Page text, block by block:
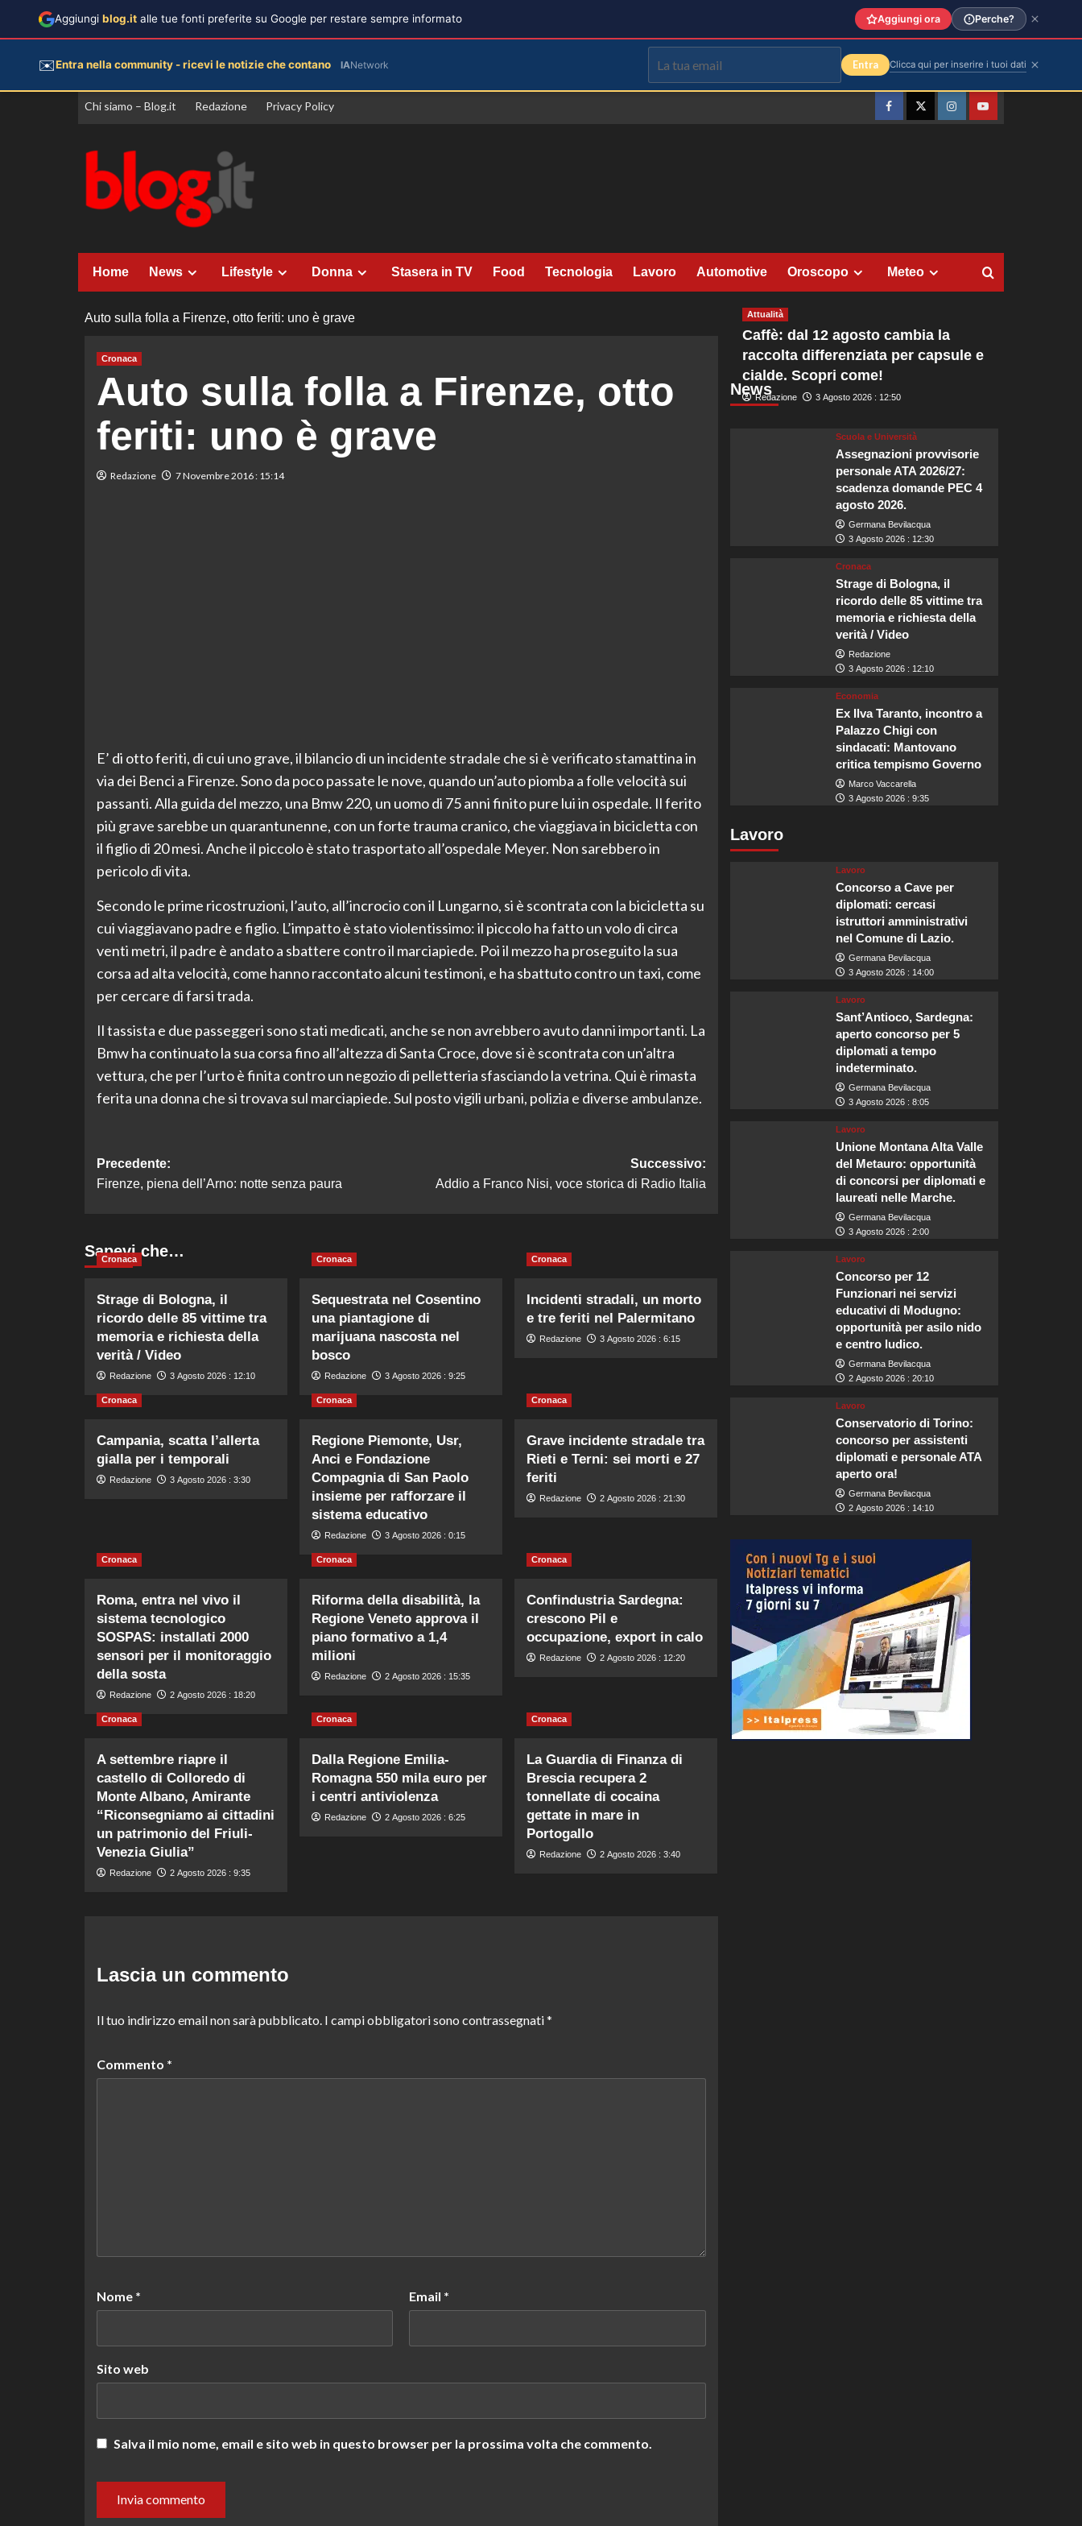
Vai
Chi siamo – Blog.it Redazione Privacy Policy
FacebookTwitterInstagramYouTube
Home News Lifestyle Donna Stasera in TV Food Tecnologia Lavoro Automotive Oroscopo Meteo
Auto sulla folla a Firenze, otto feriti: uno è grave
Cronaca
Auto sulla folla a Firenze, otto
feriti: uno è grave
Redazione 7 Novembre 2016 : 15:14
E’ di otto feriti, di cui uno grave, il bilancio di un incidente stradale che si è verificato stamattina in
via dei Benci a Firenze. Sono da poco passate le nove, quando un’auto piomba a folle velocità sui
passanti. Alla guida del mezzo, una Bmw 220, un uomo di 75 anni finito pure lui in ospedale. Il ferito
più grave sarebbe un quarantunenne, con un forte trauma cranico, che viaggiava in bicicletta con
il figlio di 20 mesi. Anche il piccolo è stato trasportato all’ospedale Meyer. Non sarebbero in
pericolo di vita.
Secondo le prime ricostruzioni, l’auto, all’incrocio con il Lungarno, si è scontrata con la bicicletta su
cui viaggiavano padre e figlio. L’impatto è stato violentissimo: il piccolo ha fatto un volo di circa
venti metri, il padre è andato a sbattere contro il marciapiede. Poi il mezzo ha proseguito la sua
corsa ad alta velocità, come hanno raccontato alcuni testimoni, e ha sbattuto contro un taxi, come
per cercare di farsi trada.
Il tassista e due passeggeri sono stati medicati, anche se non avrebbero avuto danni importanti. La
Bmw ha continuato la sua corsa fino all’altezza di Santa Croce, dove si è scontrata con un’altra
vettura, che per l’urto è finita contro un negozio di pelletteria sfasciando la vetrina. Qui è rimasta
ferita una donna che si trovava sul marciapiede. Sul posto vigili urbani, polizia e diverse ambulanze.
Navigazione
articolo
Precedente:
Firenze, piena dell’Arno: notte senza paura
Successivo:
Addio a Franco Nisi, voce storica di Radio Italia
Sapevi che…
Cronaca
Strage di Bologna, il
ricordo delle 85 vittime tra
memoria e richiesta della
verità / Video
Redazione 3 Agosto 2026 : 12:10
Cronaca
Sequestrata nel Cosentino
una piantagione di
marijuana nascosta nel
bosco
Redazione 3 Agosto 2026 : 9:25
Cronaca
Incidenti stradali, un morto
e tre feriti nel Palermitano
Redazione 3 Agosto 2026 : 6:15
Cronaca
Campania, scatta l’allerta
gialla per i temporali
Redazione 3 Agosto 2026 : 3:30
Cronaca
Regione Piemonte, Usr,
Anci e Fondazione
Compagnia di San Paolo
insieme per rafforzare il
sistema educativo
Redazione 3 Agosto 2026 : 0:15
Cronaca
Grave incidente stradale tra
Rieti e Terni: sei morti e 27
feriti
Redazione 2 Agosto 2026 : 21:30
Cronaca
Roma, entra nel vivo il
sistema tecnologico
SOSPAS: installati 2000
sensori per il monitoraggio
della sosta
Redazione 2 Agosto 2026 : 18:20
Cronaca
Riforma della disabilità, la
Regione Veneto approva il
piano formativo a 1,4
milioni
Redazione 2 Agosto 2026 : 15:35
Cronaca
Confindustria Sardegna:
crescono Pil e
occupazione, export in calo
Redazione 2 Agosto 2026 : 12:20
Cronaca
A settembre riapre il
castello di Colloredo di
Monte Albano, Amirante
“Riconsegniamo ai cittadini
un patrimonio del Friuli-
Venezia Giulia”
Redazione 2 Agosto 2026 : 9:35
Cronaca
Dalla Regione Emilia-
Romagna 550 mila euro per
i centri antiviolenza
Redazione 2 Agosto 2026 : 6:25
Cronaca
La Guardia di Finanza di
Brescia recupera 2
tonnellate di cocaina
gettate in mare in
Portogallo
Redazione 2 Agosto 2026 : 3:40
Lascia un commento
Il tuo indirizzo email non sarà pubblicato. I campi obbligatori sono contrassegnati*
Commento *
Nome * Email *
Sito web
Salva il mio nome, email e sito web in questo browser per la prossima volta che commento.
News
Attualità
Caffè: dal 12 agosto cambia la
raccolta differenziata per capsule e
cialde. Scopri come!
Redazione 3 Agosto 2026 : 12:50
Scuola e Università
Assegnazioni provvisorie
personale ATA 2026/27:
scadenza domande PEC 4
agosto 2026.
Germana Bevilacqua
3 Agosto 2026 : 12:30
Cronaca
Strage di Bologna, il
ricordo delle 85 vittime tra
memoria e richiesta della
verità / Video
Redazione
3 Agosto 2026 : 12:10
Economia
Ex Ilva Taranto, incontro a
Palazzo Chigi con
sindacati: Mantovano
critica tempismo Governo
Marco Vaccarella
3 Agosto 2026 : 9:35
Lavoro
Lavoro
Concorso a Cave per
diplomati: cercasi
istruttori amministrativi
nel Comune di Lazio.
Germana Bevilacqua
3 Agosto 2026 : 14:00
Lavoro
Sant’Antioco, Sardegna:
aperto concorso per 5
diplomati a tempo
indeterminato.
Germana Bevilacqua
3 Agosto 2026 : 8:05
Lavoro
Unione Montana Alta Valle
del Metauro: opportunità
di concorsi per diplomati e
laureati nelle Marche.
Germana Bevilacqua
3 Agosto 2026 : 2:00
Lavoro
Concorso per 12
Funzionari nei servizi
educativi di Modugno:
opportunità per asilo nido
e centro ludico.
Germana Bevilacqua
2 Agosto 2026 : 20:10
Lavoro
Conservatorio di Torino:
concorso per assistenti
diplomati e personale ATA
aperto ora!
Germana Bevilacqua
2 Agosto 2026 : 14:10
Aggiungi blog.it alle tue fonti preferite su Google per restare sempre informato Aggiungi ora Perche?
✉️Entra nella community - ricevi le notizie che contano IANetwork Entra Clicca qui per inserire i tuoi dati